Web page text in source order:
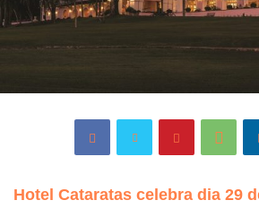
Hotel Cataratas celebra dia 29